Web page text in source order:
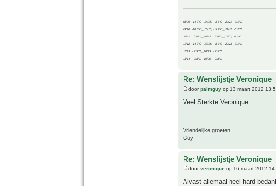
08/09, -14.7°C__14/15, - 3.6°C__20/21, -9.1°C
09/10, -10.0°C__15/16, - 5.9°C__21/22, -5.2°C
10/11, - 7.9°C__16/17, - 7.9°C__21/22, -6.9°C
11/12, -14.7°C__17/18, - 8.3°C__22/23, -7.1°C
12/13, - 7.9°C__18/19, - 7.5°C
13/14, - 0.8°C__19/20, - 2.8°C
Re: Wenslijstje Veronique
doorpalmguy op 13 maart 2012
Veel Sterkte Veronique
Vriendelijke groeten
Guy
Re: Wenslijstje Veronique
doorveronique op 16 maart 2012
Alvast allemaal heel hard